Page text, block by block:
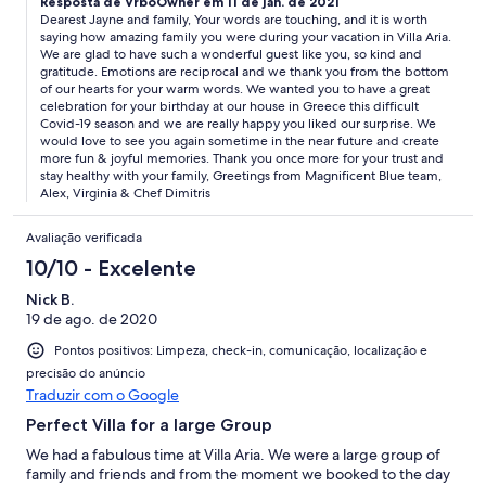
some water scooters for us to use (at an additional cost) which
everyone from the young to the older ones of us thoroughly
enjoyed. We had many plans to visit sites whilst in Greece but
found ourselves staying at the villa for the majority of the time
either swimming, snorkelling, paddle boarding or kayaking in
the sea or swimming and floating on the inflatables in the pool.
Alex arranged a whatsapp group with the family so anything we
wanted or needed help with was so easy to sort. Virginia
arranged two people carriers to take us all to a beautiful
restaurant that she had recommended and booked on our
behalf in Ermioni on the harbour, it was beautiful and the food
delicious. Dimitri came and cooked for us 3 times the food was
absolutely gorgeous, he would always come the day before and
talk about what you would like and give you ideas for the meals
also the the salads, desserts etc which were all amazing. He was
such a lovely man always a smile and a wonderful chef. The
Housekeeping was exceptional they came in daily were always
for our hosts Alex and Virginia what stars they were, nothing was
to much trouble, always a smile when they popped in they
arranged lots of extra bits for the children as well as managing
to sneak in a beautiful Chocolate ice-cream cake for my
birthday, we were all thoroughly spoilt. Alex and Virginia as well
as the beautiful villa Aria made this a holiday that my family and I
will never forget. No one can fail to have a beautiful, relaxing
Dearest Jayne and family, Your words are touching, and it is worth
saying how amazing family you were during your vacation in Villa Aria.
We are glad to have such a wonderful guest like you, so kind and
gratitude. Emotions are reciprocal and we thank you from the bottom
of our hearts for your warm words. We wanted you to have a great
celebration for your birthday at our house in Greece this difficult
Covid-19 season and we are really happy you liked our surprise. We
would love to see you again sometime in the near future and create
more fun & joyful memories. Thank you once more for your trust and
stay healthy with your family, Greetings from Magnificent Blue team,
Alex, Virginia & Chef Dimitris
Avaliação verificada
10/10 - Excelente
Nick B.
19 de ago. de 2020
Pontos positivos: Limpeza, check-in, comunicação, localização e
precisão do anúncio
Traduzir com o Google
Perfect Villa for a large Group
We had a fabulous time at Villa Aria. We were a large group of
family and friends and from the moment we booked to the day